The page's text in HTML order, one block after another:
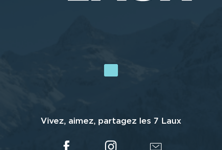
Vivez, aimez, partagez les 7 Laux